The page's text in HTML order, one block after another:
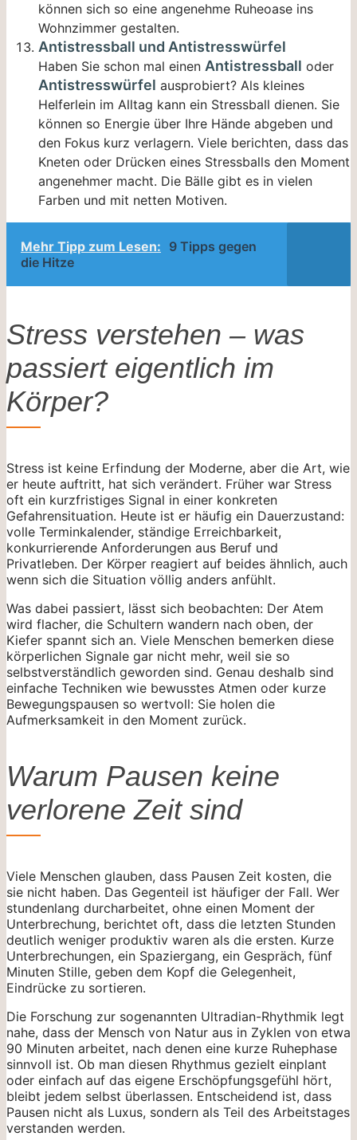
können sich so eine angenehme Ruheoase ins
Wohnzimmer gestalten.
Antistressball und Antistresswürfel
Haben Sie schon mal einen Antistressball oder
Antistresswürfel ausprobiert? Als kleines
Helferlein im Alltag kann ein Stressball dienen. Sie
können so Energie über Ihre Hände abgeben und
den Fokus kurz verlagern. Viele berichten, dass das
Kneten oder Drücken eines Stressballs den Moment
angenehmer macht. Die Bälle gibt es in vielen
Farben und mit netten Motiven.
Mehr Tipp zum Lesen: 9 Tipps gegen
die Hitze
Stress verstehen – was
passiert eigentlich im
Körper?
Stress ist keine Erfindung der Moderne, aber die Art, wie
er heute auftritt, hat sich verändert. Früher war Stress
oft ein kurzfristiges Signal in einer konkreten
Gefahrensituation. Heute ist er häufig ein Dauerzustand:
volle Terminkalender, ständige Erreichbarkeit,
konkurrierende Anforderungen aus Beruf und
Privatleben. Der Körper reagiert auf beides ähnlich, auch
wenn sich die Situation völlig anders anfühlt.
Was dabei passiert, lässt sich beobachten: Der Atem
wird flacher, die Schultern wandern nach oben, der
Kiefer spannt sich an. Viele Menschen bemerken diese
körperlichen Signale gar nicht mehr, weil sie so
selbstverständlich geworden sind. Genau deshalb sind
einfache Techniken wie bewusstes Atmen oder kurze
Bewegungspausen so wertvoll: Sie holen die
Aufmerksamkeit in den Moment zurück.
Warum Pausen keine
verlorene Zeit sind
Viele Menschen glauben, dass Pausen Zeit kosten, die
sie nicht haben. Das Gegenteil ist häufiger der Fall. Wer
stundenlang durcharbeitet, ohne einen Moment der
Unterbrechung, berichtet oft, dass die letzten Stunden
deutlich weniger produktiv waren als die ersten. Kurze
Unterbrechungen, ein Spaziergang, ein Gespräch, fünf
Minuten Stille, geben dem Kopf die Gelegenheit,
Eindrücke zu sortieren.
Die Forschung zur sogenannten Ultradian-Rhythmik legt
nahe, dass der Mensch von Natur aus in Zyklen von etwa
90 Minuten arbeitet, nach denen eine kurze Ruhephase
sinnvoll ist. Ob man diesen Rhythmus gezielt einplant
oder einfach auf das eigene Erschöpfungsgefühl hört,
bleibt jedem selbst überlassen. Entscheidend ist, dass
Pausen nicht als Luxus, sondern als Teil des Arbeitstages
verstanden werden.